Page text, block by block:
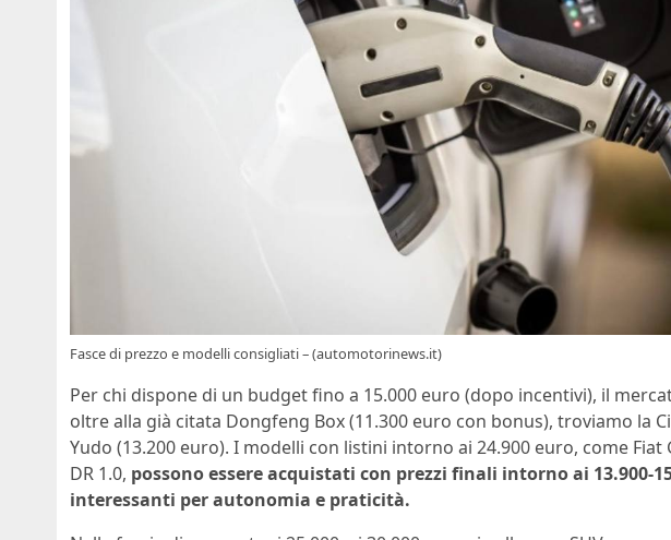
Fasce di prezzo e modelli consigliati – (automotorinews.it)
Per chi dispone di un budget fino a 15.000 euro (dopo incentivi), il
oltre alla già citata Dongfeng Box (11.300 euro con bonus), troviamo la
Yudo (13.200 euro). I modelli con listini intorno ai 24.900 euro, come Fiat
DR 1.0, possono essere acquistati con prezzi finali intorno ai 13.900-
interessanti per autonomia e praticità.